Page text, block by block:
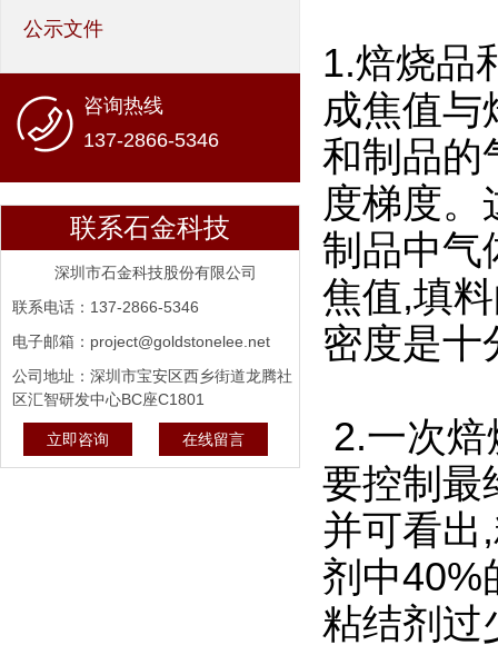
公示文件
咨询热线
137-2866-5346
联系石金科技
深圳市石金科技股份有限公司
联系电话：137-2866-5346
电子邮箱：project@goldstonelee.net
公司地址：深圳市宝安区西乡街道龙腾社
区汇智研发中心BC座C1801
立即咨询 在线留言
1.焙烧品
成焦值与
和制品的
度梯度
制品中气
焦值,填
密度是十
2.一次
要控制最
并可看出
剂中40%
粘结剂过